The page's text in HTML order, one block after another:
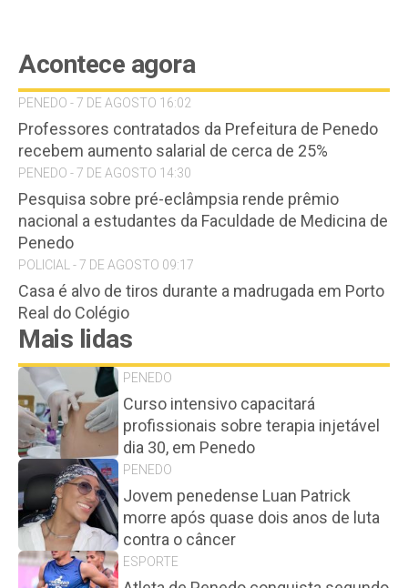
Acontece agora
PENEDO - 7 DE AGOSTO 16:02
Professores contratados da Prefeitura de Penedo
recebem aumento salarial de cerca de 25%
PENEDO - 7 DE AGOSTO 14:30
Pesquisa sobre pré-eclâmpsia rende prêmio
nacional a estudantes da Faculdade de Medicina de
Penedo
POLICIAL - 7 DE AGOSTO 09:17
Casa é alvo de tiros durante a madrugada em Porto
Real do Colégio
Mais lidas
PENEDO
Curso intensivo capacitará
profissionais sobre terapia injetável
dia 30, em Penedo
PENEDO
Jovem penedense Luan Patrick
morre após quase dois anos de luta
contra o câncer
ESPORTE